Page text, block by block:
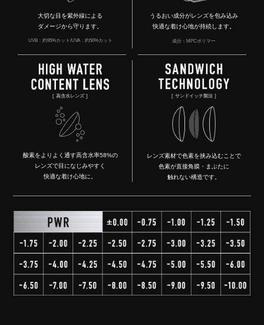
大切な目を紫外線による
ダメージから守ります。
UVB：約95%カット/UVA：約50%カット
うるおい成分がレンズを包み込み
快適な着け心地が持続します。
成分：MPCポリマー
高含水レンズ
酸素をよりよく通す高含水率58%の
レンズで目になじみやすく
快適な着け心地に。
サンドイッチ製法
レンズ素材で色素を挟み込むことで
色素が直接角膜・まぶたに
触れない構造です。